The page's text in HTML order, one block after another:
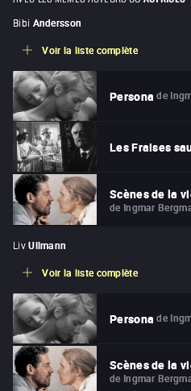
Bibi Andersson
Voir la liste complète
Persona de
Les Fraises
Scènes de la
de Ingmar
Liv Ullmann
Voir la liste complète
Persona de
Scènes de la
de Ingmar